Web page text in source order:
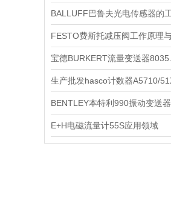
BENTLEY本特利990振动变送器
E+H电磁流量计55S应用领域